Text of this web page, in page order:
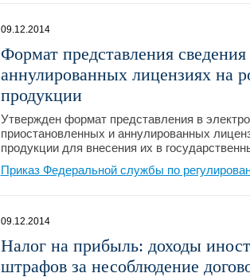
09.12.2014
Формат представления
аннулированных лицензиях на
продукции
Утвержден формат представления в
приостановленных и аннулированных
продукции для внесения их в
Приказ Федеральной службы по
09.12.2014
Налог на прибыль: доходы
штрафов за несоблюдение